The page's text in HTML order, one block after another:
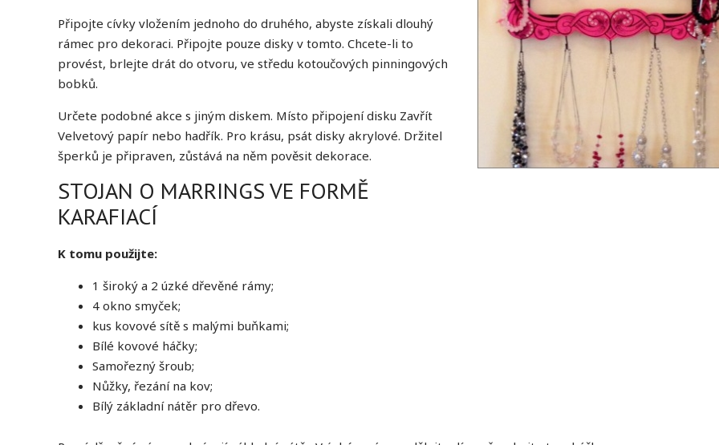
Připojte cívky vložením jednoho do druhého, abyste získali dlouhý
rámec pro dekoraci. Připojte pouze disky v tomto. Chcete-li to
provést, brlejte drát do otvoru, ve středu kotoučových pinningových
bobků.
Určete podobné akce s jiným diskem. Místo připojení disku Zavřít
Velvetový papír nebo hadřík. Pro krásu, psát disky akrylové. Držitel
šperků je připraven, zůstává na něm pověsit dekorace.
STOJAN O MARRINGS VE FORMĚ
KARAFIACÍ
K tomu použijte:
1 široký a 2 úzké dřevěné rámy;
4 okno smyček;
kus kovové sítě s malými buňkami;
Bílé kovové háčky;
Samořezný šroub;
Nůžky, řezání na kov;
Bílý základní nátěr pro dřevo.